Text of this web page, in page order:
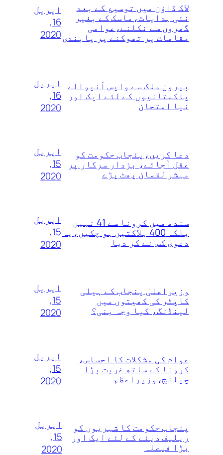
لاک ڈاؤن میں توسیع کے بعد
نئی ہدایات،ماسک کے بغیر
گھروں سے نکلنے،عوامی
مقامات پر تھوکنے پر پابندی
اپریل
16,
2020
بیرون ملک سے واپس آنیوالے
پاکستانیوں کے لئے ایک اور
نیا امتحان
اپریل
16,
2020
دعا کریں،پنجاب حکومت کو
عقل آجائے، بزدار سرکار پر
مبشر لقمان پھٹ پڑے
اپریل
15,
2020
سندھ میں کرونا سے 41 نہیں
بلکہ 400 ہلاکتیں ہو چکیں،یہ
دعویٰ کس نے کر دیا
اپریل
15,
2020
وزیراعلیٰ پنجاب کے ہیلی
کاپٹر کی کھیتوں میں
لینڈنگ، کیا وجہ بنی؟
اپریل
15,
2020
عوام کی مشکلات کا احساس،
کرونا کے ساتھ غربت بڑا
چیلنج،وزیراعظم
اپریل
15,
2020
پنجاب حکومت کا شہریوں کو
ریلیف دینے کے لئے ایک اور
بڑا فیصلہ
اپریل
15,
2020